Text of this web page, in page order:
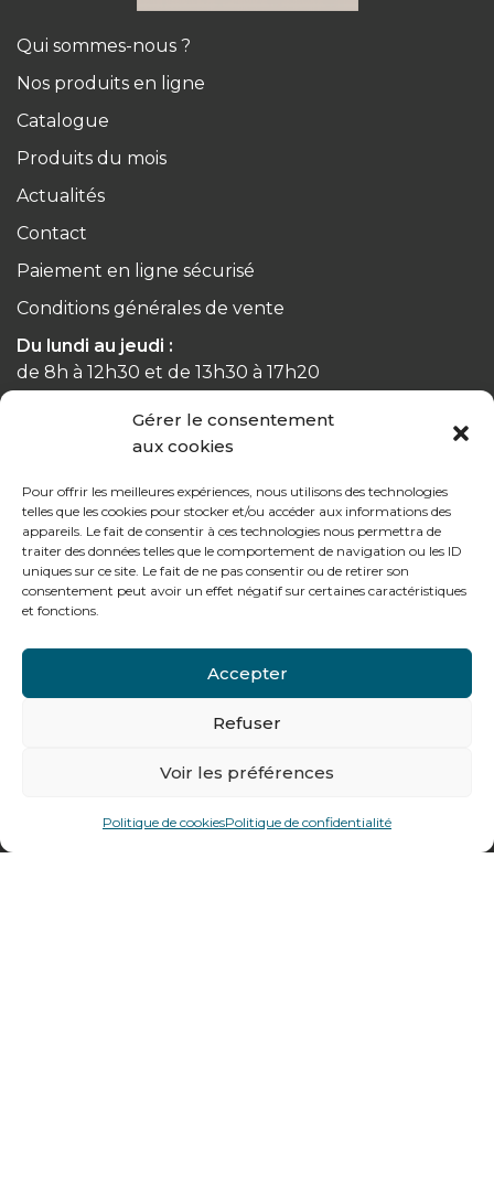
Gérer le consentement
aux cookies
Pour offrir les meilleures expériences, nous utilisons des technologies
telles que les cookies pour stocker et/ou accéder aux informations des
appareils. Le fait de consentir à ces technologies nous permettra de
traiter des données telles que le comportement de navigation ou les ID
uniques sur ce site. Le fait de ne pas consentir ou de retirer son
consentement peut avoir un effet négatif sur certaines caractéristiques
et fonctions.
Accepter
Refuser
Voir les préférences
Politique de cookiesPolitique de confidentialité
Qui sommes-nous ?
Nos produits en ligne
Catalogue
Produits du mois
Actualités
Contact
Paiement en ligne sécurisé
Conditions générales de vente
Du lundi au jeudi :
de 8h à 12h30 et de 13h30 à 17h20
Le vendredi :
de 8h à 12h30 et de 13h30 à 16h
Notre gamme pour les particuliers
Contactez-nous
Tél : + 33 (0)4 74 62 81 44
Villefranche sur Saône
Plan d’accès